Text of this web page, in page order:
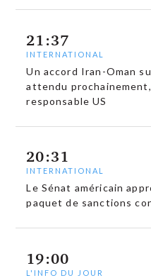
21:37
INTERNATIONAL
Un accord Iran-Oman
attendu
responsable US
20:31
INTERNATIONAL
Le Sénat américain
paquet de sanctions
19:00
L'INFO DU JOUR